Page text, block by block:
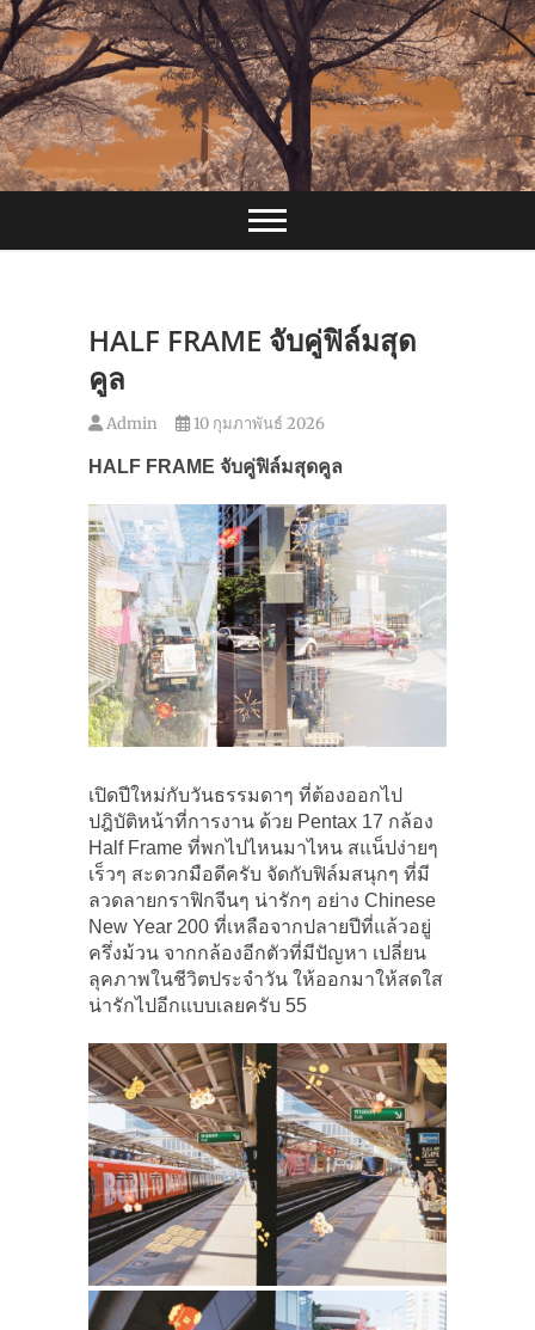
Skip
to
content
HALF FRAME จับคู่ฟิล์มสุด
คูล
Admin 10 กุมภาพันธ์ 2026
HALF FRAME จับคู่ฟิล์มสุดคูล
เปิดปีใหม่กับวันธรรมดาๆ ที่ต้องออกไป
ปฎิบัติหน้าที่การงาน ด้วย Pentax 17 กล้อง
Half Frame ที่พกไปไหนมาไหน สแน็ปง่ายๆ
เร็วๆ สะดวกมือดีครับ จัดกับฟิล์มสนุกๆ ที่มี
ลวดลายกราฟิกจีนๆ น่ารักๆ อย่าง Chinese
New Year 200 ที่เหลือจากปลายปีที่แล้วอยู่
ครึ่งม้วน จากกล้องอีกตัวที่มีปัญหา เปลี่ยน
ลุคภาพในชีวิตประจำวัน ให้ออกมาให้สดใส
น่ารักไปอีกแบบเลยครับ 55